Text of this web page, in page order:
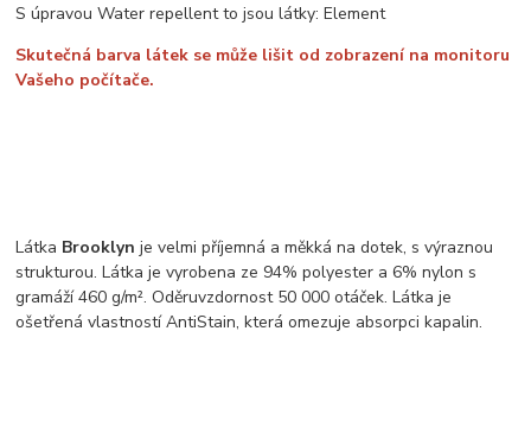
S úpravou Water repellent to jsou látky: Element
Skutečná barva látek se může lišit od zobrazení na monitoru
Vašeho počítače.
Látka Brooklyn je velmi příjemná a měkká na dotek, s výraznou
strukturou. Látka je vyrobena ze 94% polyester a 6% nylon s
gramáží 460 g/m². Oděruvzdornost 50 000 otáček. Látka je
ošetřená vlastností AntiStain, která omezuje absorpci kapalin.